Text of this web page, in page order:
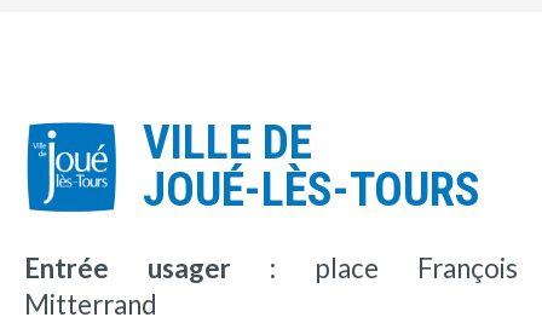
VILLE DE
JOUÉ-LÈS-TOURS
Entrée usager : place François
Mitterrand